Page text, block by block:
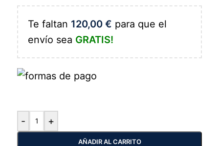
Te faltan 120,00 € para que el
envío sea GRATIS!
- +
AÑADIR AL CARRITO